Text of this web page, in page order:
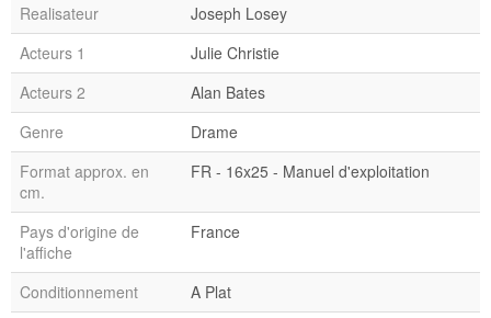
Realisateur
Joseph Losey
Acteurs 1
Julie Christie
Acteurs 2
Alan Bates
Genre
Drame
Format approx. en
cm.
FR - 16x25 - Manuel d'exploitation
Pays d'origine de
l'affiche
France
Conditionnement
A Plat